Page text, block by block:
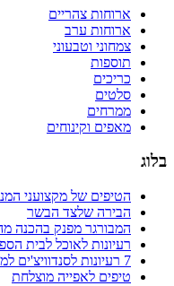
ארוחות צהריים
ארוחות ערב
צמחוני וטבעוני
תוספות
כריכים
סלטים
ממרחים
מאפים וקינוחים
בלוג
הטיפים של מקצועני
הבירה שלצד הבשר
המבורגר מפנק בהכנה
רעיונות לאוכל לבית
7 רעיונות לסנדוויצ'ים למבוגרים
טיפים לאפייה מוצלחת